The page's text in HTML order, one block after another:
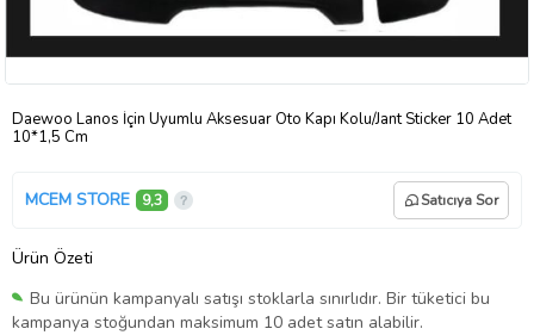
Daewoo Lanos İçin Uyumlu Aksesuar Oto Kapı Kolu/Jant Sticker 10 Adet
10*1,5 Cm
MCEM STORE 9,3 Satıcıya Sor
Ürün Özeti
Bu ürünün kampanyalı satışı stoklarla sınırlıdır. Bir tüketici bu
kampanya stoğundan maksimum 10 adet satın alabilir.